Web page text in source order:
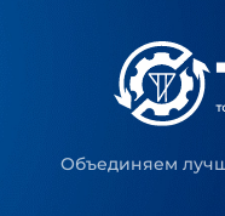
Объединяем